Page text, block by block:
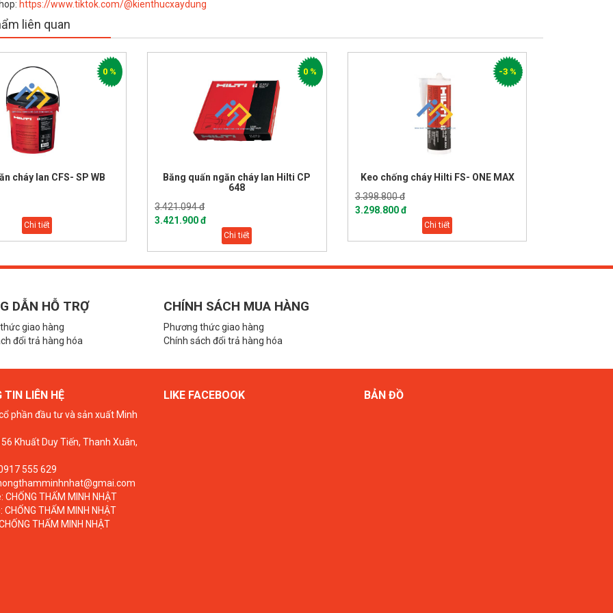
https://www.tiktok.com/@kienthucxaydung
liên quan
Băng quấn ngăn cháy lan Hilti CP
3.421.900 đ
Keo chống cháy Hilti FS- ONE MAX
Silicone chống cháy Hilti CP 606
DẪN HỖ TRỢ
giao hàng
đổi trả hàng hóa
CHÍNH SÁCH MUA HÀNG
Phương thức giao hàng
Chính sách đổi trả hàng hóa
TIN LIÊN HỆ
phần đầu tư và sản xuất Minh
Khuất Duy Tiến, Thanh Xuân,
555 629
CHỐNG THẤM MINH NHẬT
CHỐNG THẤM MINH NHẬT
THẤM MINH NHẬT
LIKE FACEBOOK BẢN ĐỒ